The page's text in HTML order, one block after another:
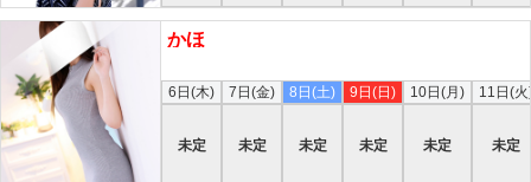
かほ
6日(木)
未定
7日(金)
未定
8日(土)
未定
9日(日)
未定
10日(月)
未定
11日(
未定